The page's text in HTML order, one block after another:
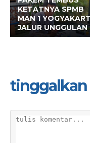
KETATNYA SPMB
MAN 1
JALUR UNGGULAN